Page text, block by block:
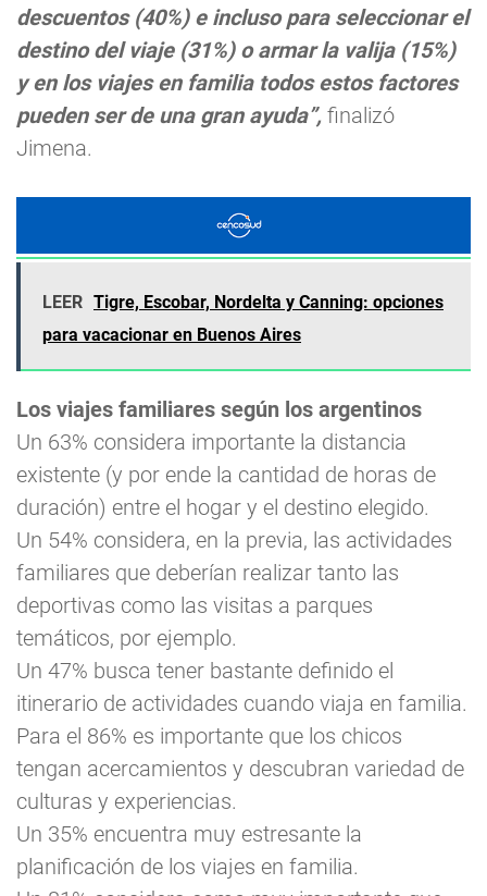
descuentos (40%) e incluso para seleccionar el
destino del viaje (31%) o armar la valija (15%)
y en los viajes en familia todos estos factores
pueden ser de una gran ayuda”, finalizó
Jimena.
LEER Tigre, Escobar, Nordelta y Canning: opciones
para vacacionar en Buenos Aires
Los viajes familiares según los argentinos
Un 63% considera importante la distancia
existente (y por ende la cantidad de horas de
duración) entre el hogar y el destino elegido.
Un 54% considera, en la previa, las actividades
familiares que deberían realizar tanto las
deportivas como las visitas a parques
temáticos, por ejemplo.
Un 47% busca tener bastante definido el
itinerario de actividades cuando viaja en familia.
Para el 86% es importante que los chicos
tengan acercamientos y descubran variedad de
culturas y experiencias.
Un 35% encuentra muy estresante la
planificación de los viajes en familia.